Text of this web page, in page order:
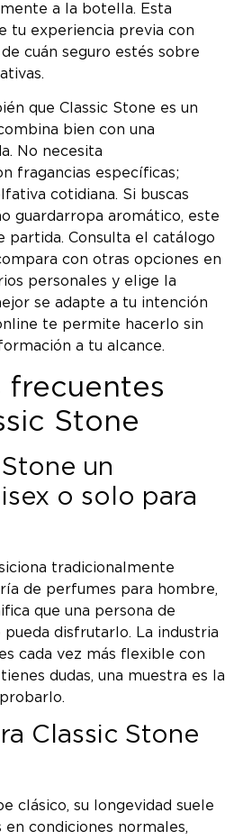
a la botella. Esta
tu experiencia previa con
cuán seguro estés sobre
que Classic Stone es un
bien con una
No necesita
fragancias específicas;
cotidiana. Si buscas
guardarropa aromático, este
partida. Consulta el catálogo
con otras opciones en
personales y elige la
se adapte a tu intención
te permite hacerlo sin
a tu alcance.
frecuentes
Stone
un
o solo para
tradicionalmente
de perfumes para hombre,
que una persona de
disfrutarlo. La industria
cada vez más flexible con
dudas, una muestra es la
Classic Stone
clásico, su longevidad suele
en condiciones normales,